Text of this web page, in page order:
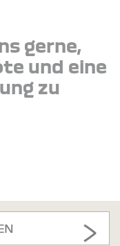
gerne,
und eine
zu